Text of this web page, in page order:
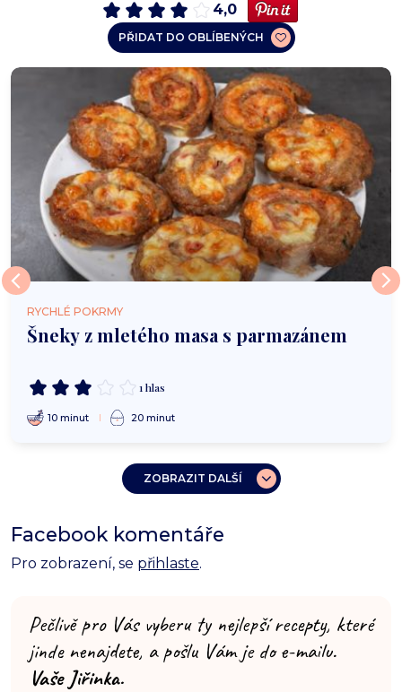
4,0
PŘIDAT DO OBLÍBENÝCH
RYCHLÉ POKRMY
Šneky z mletého masa s parmazánem
1 hlas
10 minut 20 minut
ZOBRAZIT DALŠÍ
Facebook komentáře
Pro zobrazení, se přihlaste.
Pečlivě pro Vás vyberu ty nejlepší recepty, které
jinde nenajdete, a pošlu Vám je do e-mailu.
Vaše Jiřinka.